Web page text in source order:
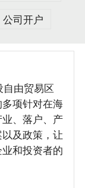
公司开户
自由贸易区
项针对在海
、落户、产
及政策，让
和投资者的